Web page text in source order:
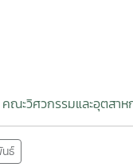
คณะวิศวกรรมและอุตสา
ธ์